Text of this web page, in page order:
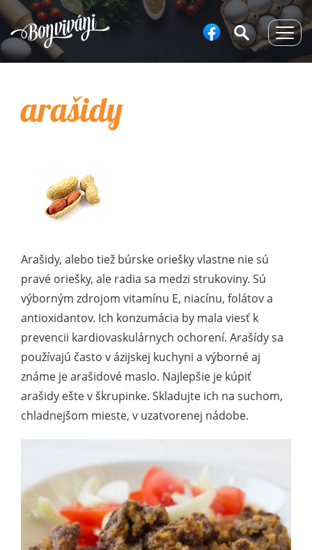
arašidy
Arašidy, alebo tiež búrske oriešky vlastne nie sú
pravé oriešky, ale radia sa medzi strukoviny. Sú
výborným zdrojom vitamínu E, niacínu, folátov a
antioxidantov. Ich konzumácia by mala viesť k
prevencii kardiovaskulárnych ochorení. Arašídy sa
používajú často v ázijskej kuchyni a výborné aj
známe je arašidové maslo. Najlepšie je kúpiť
arašidy ešte v škrupinke. Skladujte ich na suchom,
chladnejšom mieste, v uzatvorenej nádobe.